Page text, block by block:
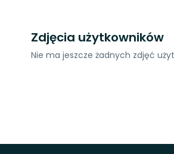
Zdjęcia użytkowników
Nie ma jeszcze żadnych zdjęć